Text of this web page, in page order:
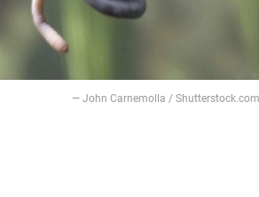
— John Carnemolla / Shutterstock.com